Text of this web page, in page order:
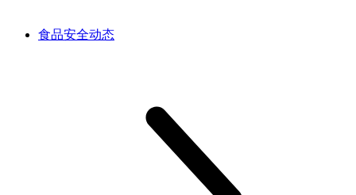
食品安全动态